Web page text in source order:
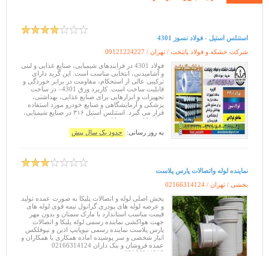
استنلس استیل - فولاد نسوز 4301
شرکت خشکه و فولاد پایتخت / تهران / 09121224227
فولاد 4301 در فرایندهای شیمیایی، صنایع غذایی و لبنی
و آشامیدنی، انتخابی مناسب است. این گرید دارای
ترکیبی عالی از استحکام، مقاومت در برابر خوردگی و
قابلیت ساخت است. کاربرد ورق 4301– در ساخت
تجهیزات و ابزارهایی برای صنایع غذایی، بهداشتی،
پزشکی و آزمایشگاهی و صنایع خودرو مورد استفاده
قرار می گیرد. استنلس استیل ۳۱۶ در صنایع شیمیایی،
صنایع کاغذ و خمیرکاغذ. برای پردازش و توزیع مواد
غذایی و نوشیدنی
به روز رسانی: حدود یک سال پیش
نماینده لوله واتصالات پارس پلاست
بخشی / تهران / 02166314124
پخش اصلی لوله و اتصالات پلیکا به صورت عمده تولید
و عرضه لوله های پودری گرانول نیمه قوی لوله های
قیمت مناسب استاندارد با مارک سمنان و بدون مهر
جهت هواکشی نماینده رسمی لوله پلیکا و اتصالات
پارس پلاست نماینده رسمی نیوپایپ اذین و نیوفلکس
انبار شخصی و سر پوشیده اماده همکاری با همکاران و
عمده فروشان و بنک داران 02166314124
02166244312